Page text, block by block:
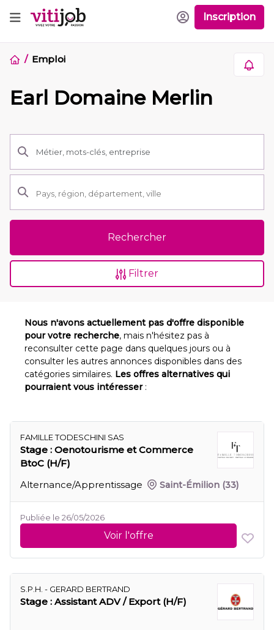
Inscription
Emploi
Earl Domaine Merlin
Rechercher
Filtrer
Nous n'avons actuellement pas d'offre disponible
pour votre recherche, mais n'hésitez pas à
reconsulter cette page dans quelques jours ou à
consulter les autres annonces disponibles dans des
catégories similaires. Les offres alternatives qui
pourraient vous intéresser:
FAMILLE TODESCHINI SAS
Stage : Oenotourisme et Commerce
BtoC (H/F)
Alternance/Apprentissage
Saint-Émilion (33)
Publiée le 26/05/2026
Voir l'offre
S.P.H. - GERARD BERTRAND
Stage : Assistant ADV / Export (H/F)